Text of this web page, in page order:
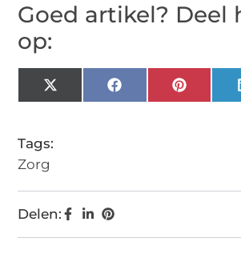
Goed artikel? Deel
op:
X
(Twitter)
Facebook
Tags:
Zorg
Delen: